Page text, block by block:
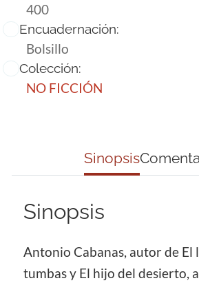
400
Encuadernación:
Bolsillo
Colección:
NO FICCIÓN
Sinopsis
Sinopsis
Antonio Cabanas, autor de El
tumbas y El hijo del desierto,